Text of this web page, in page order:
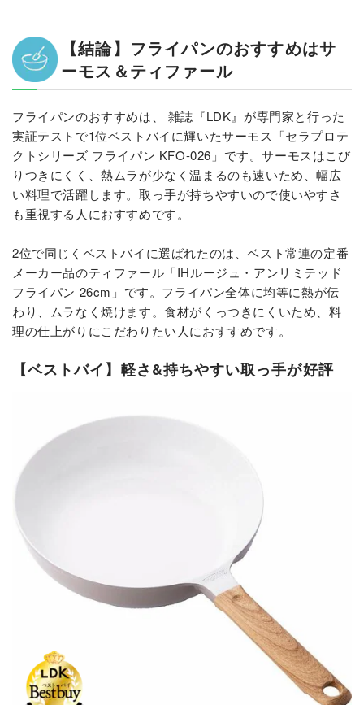
【結論】フライパンのおすすめはサ
ーモス＆ティファール
フライパンのおすすめは、 雑誌『LDK』が専門家と行った
実証テストで1位ベストバイに輝いたサーモス「セラプロテ
クトシリーズ フライパン KFO-026」です。サーモスはこび
りつきにくく、熱ムラが少なく温まるのも速いため、幅広
い料理で活躍します。取っ手が持ちやすいので使いやすさ
も重視する人におすすめです。
2位で同じくベストバイに選ばれたのは、ベスト常連の定番
メーカー品のティファール「IHルージュ・アンリミテッド
フライパン 26cm」です。フライパン全体に均等に熱が伝
わり、ムラなく焼けます。食材がくっつきにくいため、料
理の仕上がりにこだわりたい人におすすめです。
【ベストバイ】軽さ&持ちやすい取っ手が好評